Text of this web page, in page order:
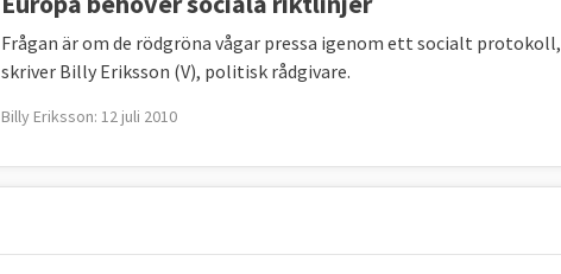
Frågan är om de rödgröna vågar pressa igenom ett socialt protokoll,
skriver Billy Eriksson (V), politisk rådgivare.
Billy Eriksson: 12 juli 2010